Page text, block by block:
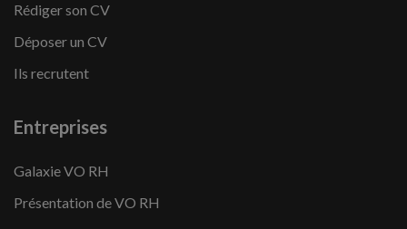
Rédiger son CV
Déposer un CV
Ils recrutent
Entreprises
Galaxie VO RH
Présentation de VO RH